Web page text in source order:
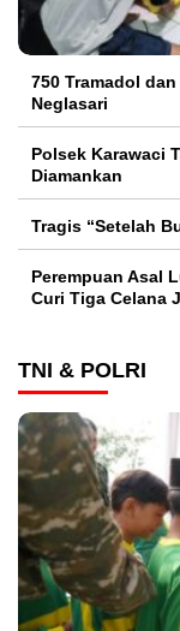
750 Tramadol
Neglasari
Polsek Karawaci
Diamankan
Tragis “Setelah
Perempuan Asal
Curi Tiga Celana
TNI & POLRI